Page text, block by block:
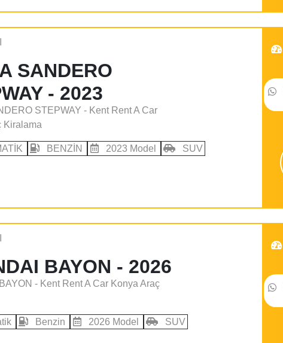
SANDERO
- 2023
STEPWAY - Kent Rent A Car
Kiralama
BENZİN 2023 Model SUV
BAYON - 2026
- Kent Rent A Car Konya Araç
Benzin 2026 Model SUV